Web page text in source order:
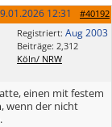
#40192
12:31
Registriert: Aug 2003
Beiträge: 2,312
Köln/ NRW
einen mit festem
wenn der nicht